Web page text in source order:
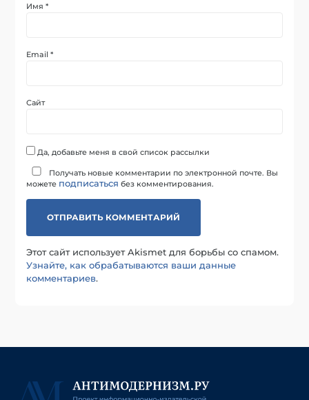
Имя*
Email*
Сайт
Да, добавьте меня в свой список рассылки
Получать новые комментарии по электронной почте. Вы
можете подписаться без комментирования.
Этот сайт использует Akismet для борьбы со спамом.
Узнайте, как обрабатываются ваши данные
комментариев.